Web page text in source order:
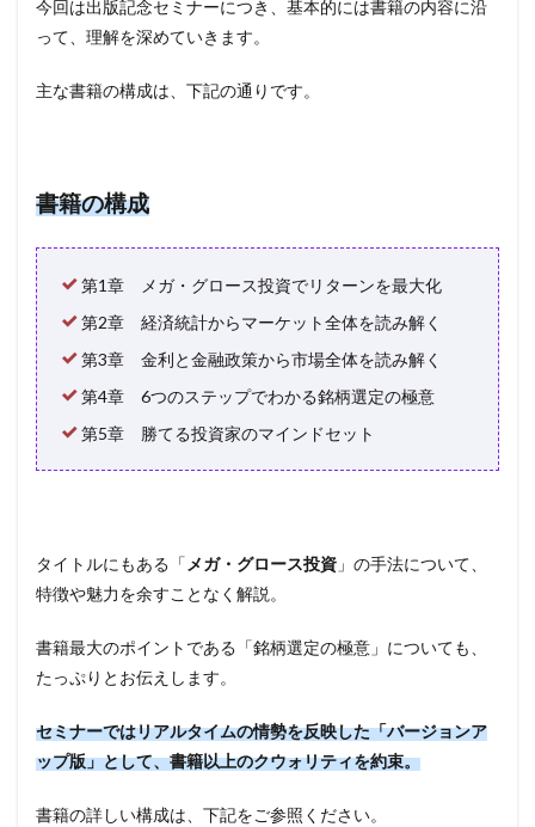
今回は出版記念セミナーにつき、基本的には書籍の内容に沿
って、理解を深めていきます。
主な書籍の構成は、下記の通りです。
書籍の構成
第1章 メガ・グロース投資でリターンを最大化
第2章 経済統計からマーケット全体を読み解く
第3章 金利と金融政策から市場全体を読み解く
第4章 6つのステップでわかる銘柄選定の極意
第5章 勝てる投資家のマインドセット
タイトルにもある「 メガ・グロース投資 」の手法について、
特徴や魅力を余すことなく解説。
書籍最大のポイントである「銘柄選定の極意」についても、
たっぷりとお伝えします。
セミナーではリアルタイムの情勢を反映した「バージョンア
ップ版」として、書籍以上のクウォリティを約束。
書籍の詳しい構成は、下記をご参照ください。